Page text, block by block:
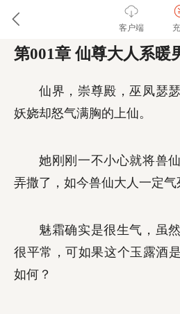
第001章 仙尊大人系暖
仙界，崇尊殿，巫凤瑟
妖娆却怒气满胸的上仙。
她刚刚一不小心就将兽
弄撒了，如今兽仙大人一定气
魅霜确实是很生气，虽
很平常，可如果这个玉露酒
如何？
客户端